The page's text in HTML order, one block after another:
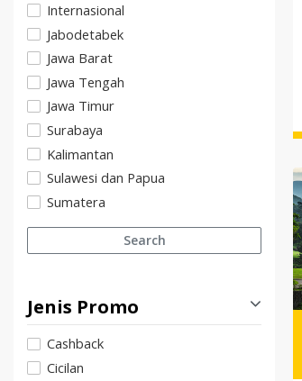
Internasional
Jabodetabek
Jawa Barat
Jawa Tengah
Jawa Timur
Surabaya
Kalimantan
Sulawesi dan Papua
Sumatera
Search
Jenis Promo
Cashback
Cicilan